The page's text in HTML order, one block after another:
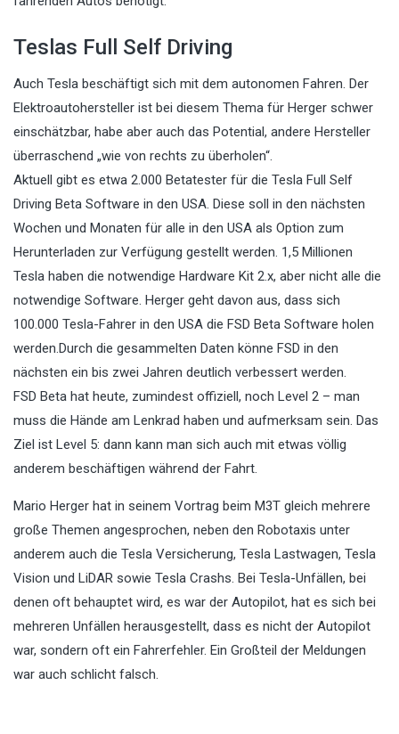
Teslas Full Self Driving
Auch Tesla beschäftigt sich mit dem autonomen Fahren. Der
Elektroautohersteller ist bei diesem Thema für Herger schwer
einschätzbar, habe aber auch das Potential, andere Hersteller
überraschend „wie von rechts zu überholen“.
Aktuell gibt es etwa 2.000 Betatester für die Tesla Full Self
Driving Beta Software in den USA. Diese soll in den nächsten
Wochen und Monaten für alle in den USA als Option zum
Herunterladen zur Verfügung gestellt werden. 1,5 Millionen
Tesla haben die notwendige Hardware Kit 2.x, aber nicht alle die
notwendige Software. Herger geht davon aus, dass sich
100.000 Tesla-Fahrer in den USA die FSD Beta Software holen
werden.Durch die gesammelten Daten könne FSD in den
nächsten ein bis zwei Jahren deutlich verbessert werden.
FSD Beta hat heute, zumindest offiziell, noch Level 2 – man
muss die Hände am Lenkrad haben und aufmerksam sein. Das
Ziel ist Level 5: dann kann man sich auch mit etwas völlig
anderem beschäftigen während der Fahrt.
Mario Herger hat in seinem Vortrag beim M3T gleich mehrere
große Themen angesprochen, neben den Robotaxis unter
anderem auch die Tesla Versicherung, Tesla Lastwagen, Tesla
Vision und LiDAR sowie Tesla Crashs. Bei Tesla-Unfällen, bei
denen oft behauptet wird, es war der Autopilot, hat es sich bei
mehreren Unfällen herausgestellt, dass es nicht der Autopilot
war, sondern oft ein Fahrerfehler. Ein Großteil der Meldungen
war auch schlicht falsch.